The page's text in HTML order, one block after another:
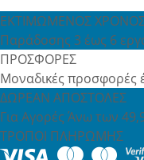
ΕΚΤΙΜΩΜΕΝΟΣ
Παράδοσης 3 έως 6
ΠΡΟΣΦΟΡΕΣ
Μοναδικές προσφορές
ΔΩΡΕΑΝ ΑΠΟΣΤΟΛΕΣ
Για Αγορές Άνω των
ΤΡΟΠΟΙ ΠΛΗΡΩΜΗΣ